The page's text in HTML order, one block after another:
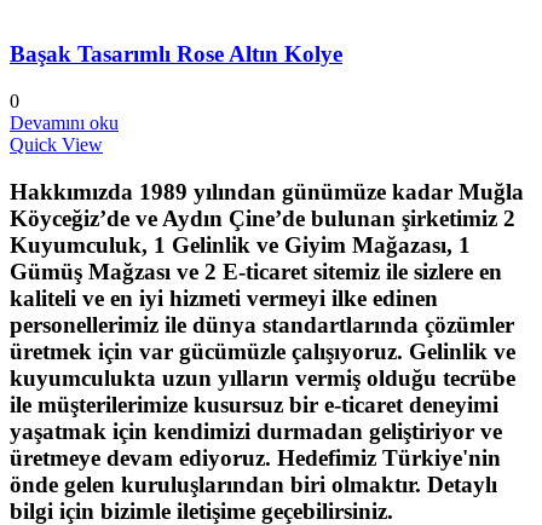
Başak Tasarımlı Rose Altın Kolye
0
Devamını oku
Quick View
Hakkımızda 1989 yılından günümüze kadar Muğla
Köyceğiz’de ve Aydın Çine’de bulunan şirketimiz 2
Kuyumculuk, 1 Gelinlik ve Giyim Mağazası, 1
Gümüş Mağzası ve 2 E-ticaret sitemiz ile sizlere en
kaliteli ve en iyi hizmeti vermeyi ilke edinen
personellerimiz ile dünya standartlarında çözümler
üretmek için var gücümüzle çalışıyoruz. Gelinlik ve
kuyumculukta uzun yılların vermiş olduğu tecrübe
ile müşterilerimize kusursuz bir e-ticaret deneyimi
yaşatmak için kendimizi durmadan geliştiriyor ve
üretmeye devam ediyoruz. Hedefimiz Türkiye'nin
önde gelen kuruluşlarından biri olmaktır. Detaylı
bilgi için bizimle iletişime geçebilirsiniz.